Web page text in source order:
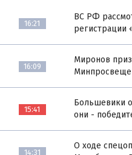
16:21
ВС РФ
регистрации
16:09
Миронов
15:41
Большевики
они -
14:31
О ходе